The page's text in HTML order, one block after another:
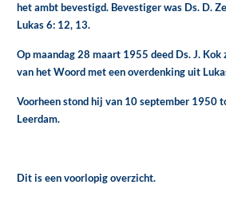
het ambt bevestigd. Bevestiger was Ds. D.
Lukas 6: 12, 13.
Op maandag 28 maart 1955 deed Ds. J.
van het Woord met een overdenking uit
Voorheen stond hij van 10 september 1950
Leerdam.
Dit is een voorlopig overzicht.